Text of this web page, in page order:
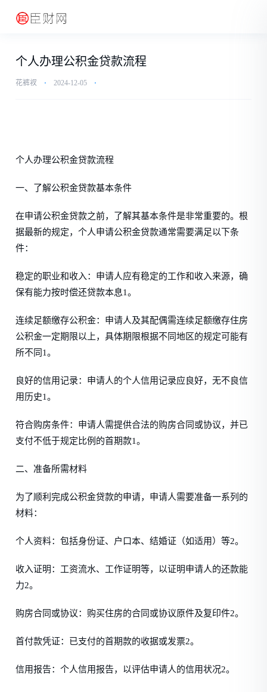
个人办理公积金贷款流程
花裤衩 ⋅ 2024-12-05 ⋅
个人办理公积金贷款流程
一、了解公积金贷款基本条件
在申请公积金贷款之前，了解其基本条件是非常重要的。根
据最新的规定，个人申请公积金贷款通常需要满足以下条
件：
稳定的职业和收入：申请人应有稳定的工作和收入来源，确
保有能力按时偿还贷款本息1。
连续足额缴存公积金：申请人及其配偶需连续足额缴存住房
公积金一定期限以上，具体期限根据不同地区的规定可能有
所不同1。
良好的信用记录：申请人的个人信用记录应良好，无不良信
用历史1。
符合购房条件：申请人需提供合法的购房合同或协议，并已
支付不低于规定比例的首期款1。
二、准备所需材料
为了顺利完成公积金贷款的申请，申请人需要准备一系列的
材料：
个人资料：包括身份证、户口本、结婚证（如适用）等2。
收入证明：工资流水、工作证明等，以证明申请人的还款能
力2。
购房合同或协议：购买住房的合同或协议原件及复印件2。
首付款凭证：已支付的首期款的收据或发票2。
信用报告：个人信用报告，以评估申请人的信用状况2。